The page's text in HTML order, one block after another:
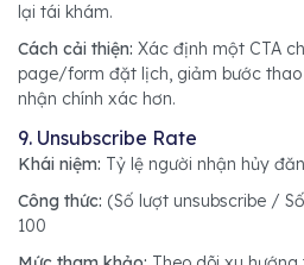
lại tái khám.
Cách cải thiện: Xác định một CTA
page/form đặt lịch, giảm bước
nhận chính xác hơn.
9. Unsubscribe Rate
Khái niệm: Tỷ lệ người nhận hủy
Công thức: (Số lượt unsubscribe /
100